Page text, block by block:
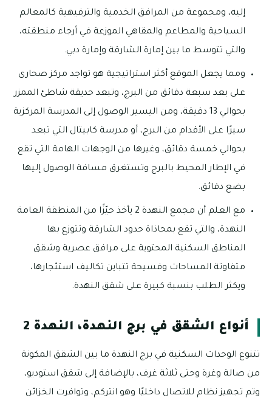
إليه، ومجموعة من المرافق الخدمية والترفيهية كالمعالم
السياحية والمطاعم والمقاهي الموزعة في أرجاء منطقته،
والتي تتوسط ما بين إمارة الشارقة وإمارة دبي.
ومما يجعل الموقع أكثر استراتيجية هو تواجد مركز صحارى
على بعد سبعة دقائق من البرج، وتبعد حديقة شاطئ الممزر
بحوالي 13 دقيقة، ومن اليسير الوصول إلى المدرسة المركزية
سيرًا على الأقدام من البرج، أو مدرسة كابيتال التي تبعد
بحوالي خمسة دقائق، وغيرها من الوجهات الهامة التي تقع
في الإطار المحيط بالبرج وتستغرق مسافة الوصول إليها
بضع دقائق.
مع العلم أن مجمع النهدة 2 يأخذ حيّزًا من المنطقة العامة
النهدة، والتي تقع بمحاذاة حدود الشارقة وتتوزع بها
المناطق السكنية المحتوية على مرافق عصرية وشقق
متفاوتة المساحات وفسيحة تتباين تكاليف استئجارها،
ويكثر الطلب بنسبة كبيرة على شقق النهدة.
أنواع الشقق في برج النهدة، النهدة 2
تتنوع الوحدات السكنية في برج النهدة ما بين الشقق المكونة
من صالة وغرة وحتى ثلاثة غرف، بالإضافة إلى شقق استوديو،
وتم تجهيز نظام للاتصال داخليًا وهو انتركم، وتوافرت الخزائن